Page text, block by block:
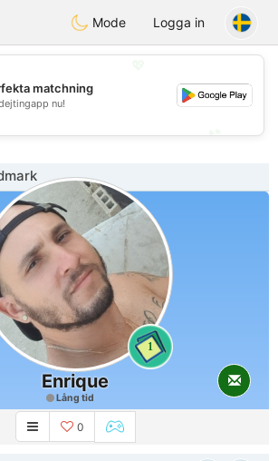
EkteNordmenn
Mode Logga in
💕
matchning
nu!
1
Enrique
Lång tid
0